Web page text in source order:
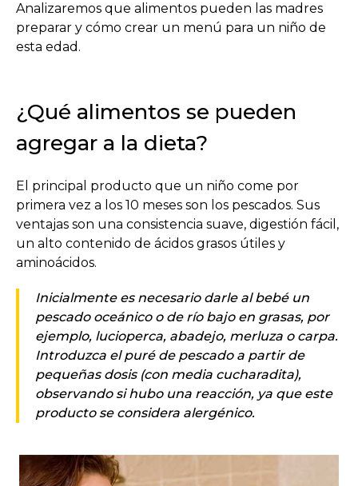
Analizaremos que alimentos pueden las madres
preparar y cómo crear un menú para un niño de
esta edad.
¿Qué alimentos se pueden
agregar a la dieta?
El principal producto que un niño come por
primera vez a los 10 meses son los pescados. Sus
ventajas son una consistencia suave, digestión fácil,
un alto contenido de ácidos grasos útiles y
aminoácidos.
Inicialmente es necesario darle al bebé un
pescado oceánico o de río bajo en grasas, por
ejemplo, lucioperca, abadejo, merluza o carpa.
Introduzca el puré de pescado a partir de
pequeñas dosis (con media cucharadita),
observando si hubo una reacción, ya que este
producto se considera alergénico.